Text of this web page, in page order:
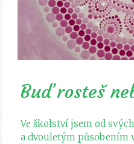
Buď rosteš
Ve školství jsem od
a dvouletým